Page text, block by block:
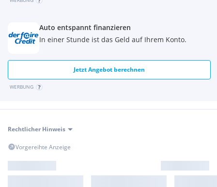
Auto entspannt finanzieren
In einer Stunde ist das Geld auf Ihrem Konto.
Jetzt Angebot berechnen
WERBUNG
Rechtlicher Hinweis
Vorgereihte Anzeige